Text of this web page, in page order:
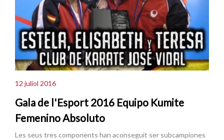
12 juliol 2016
Gala de l'Esport 2016 Equipo Kumite
Femenino Absoluto
Les seus tres components han aconseguit ser subcampiones